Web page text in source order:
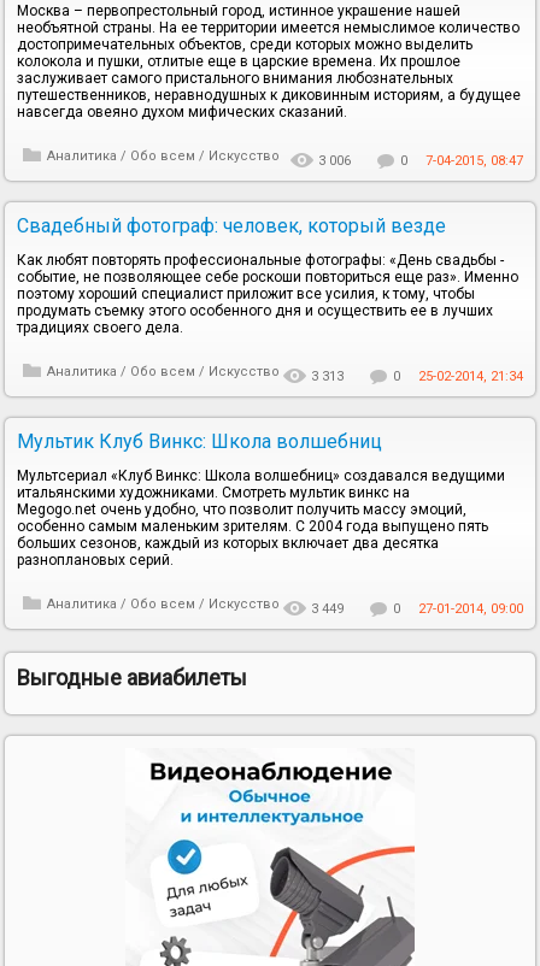
Москва – первопрестольный город, истинное украшение нашей
необъятной страны. На ее территории имеется немыслимое количество
достопримечательных объектов, среди которых можно выделить
колокола и пушки, отлитые еще в царские времена. Их прошлое
заслуживает самого пристального внимания любознательных
путешественников, неравнодушных к диковинным историям, а будущее
навсегда овеяно духом мифических сказаний.
Аналитика / Обо всем / Искусство 3 006 0 7-04-2015, 08:47
Свадебный фотограф: человек, который везде
Как любят повторять профессиональные фотографы: «День свадьбы -
событие, не позволяющее себе роскоши повториться еще раз». Именно
поэтому хороший специалист приложит все усилия, к тому, чтобы
продумать съемку этого особенного дня и осуществить ее в лучших
традициях своего дела.
Аналитика / Обо всем / Искусство 3 313 0 25-02-2014, 21:34
Мультик Клуб Винкс: Школа волшебниц
Мультсериал «Клуб Винкс: Школа волшебниц» создавался ведущими
итальянскими художниками. Смотреть мультик винкс на
Megogo.net очень удобно, что позволит получить массу эмоций,
особенно самым маленьким зрителям. С 2004 года выпущено пять
больших сезонов, каждый из которых включает два десятка
разноплановых серий.
Аналитика / Обо всем / Искусство 3 449 0 27-01-2014, 09:00
Выгодные авиабилеты